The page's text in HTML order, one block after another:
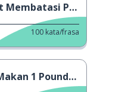
Buah dan Sayur
100 kata/frasa
1 Poundsterling